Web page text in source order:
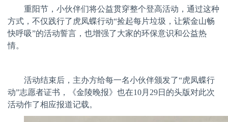
重阳节，小伙伴们将公益贯穿整个登高活动，通过这种
方式，不仅践行了虎凤蝶行动“捡起每片垃圾，让紫金山畅
快呼吸”的活动誓言，也增强了大家的环保意识和公益热
情。
活动结束后，主办方给每一名小伙伴颁发了“虎凤蝶行
动”志愿者证书，《金陵晚报》也在10月 29日的头版对此次
活动作了相应报道记载。